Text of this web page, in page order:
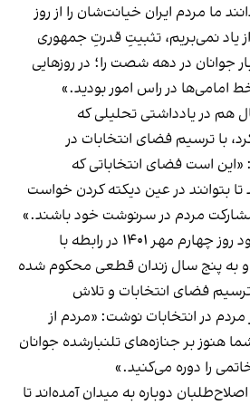
ما مردم ایران خیانت‌شان را از روز
یاد نمی‌بریم، تثبیتِ قدرتِ جمهوری
جوانان در دهه‌ شصت را؛ در روزهایی
امامی‌ها در راس امور بودید.»
امسال هم در یادداشتی تحلیلی که
با ترسیم فضای انتخابات در
است فضای انتخاباتی که
تا بتوانند در عین دیکته کردن خواست
مردم در سرنوشت خود باشند.»
این زندانی سیاسی که خود روز چهارم مهر ۱۴۰۱ در رابطه با
به پنج سال زندان قطعی محکوم شده
ترسیم فضای انتخابات و تلاش
در انتخابات نوشت: «مردم از
هنوز بر جنازه‌های تلنبارشده‌ جوانان
را دوره می‌کنید.»
اصلاح‌طلبان دوباره به میدان آمده‌اند تا